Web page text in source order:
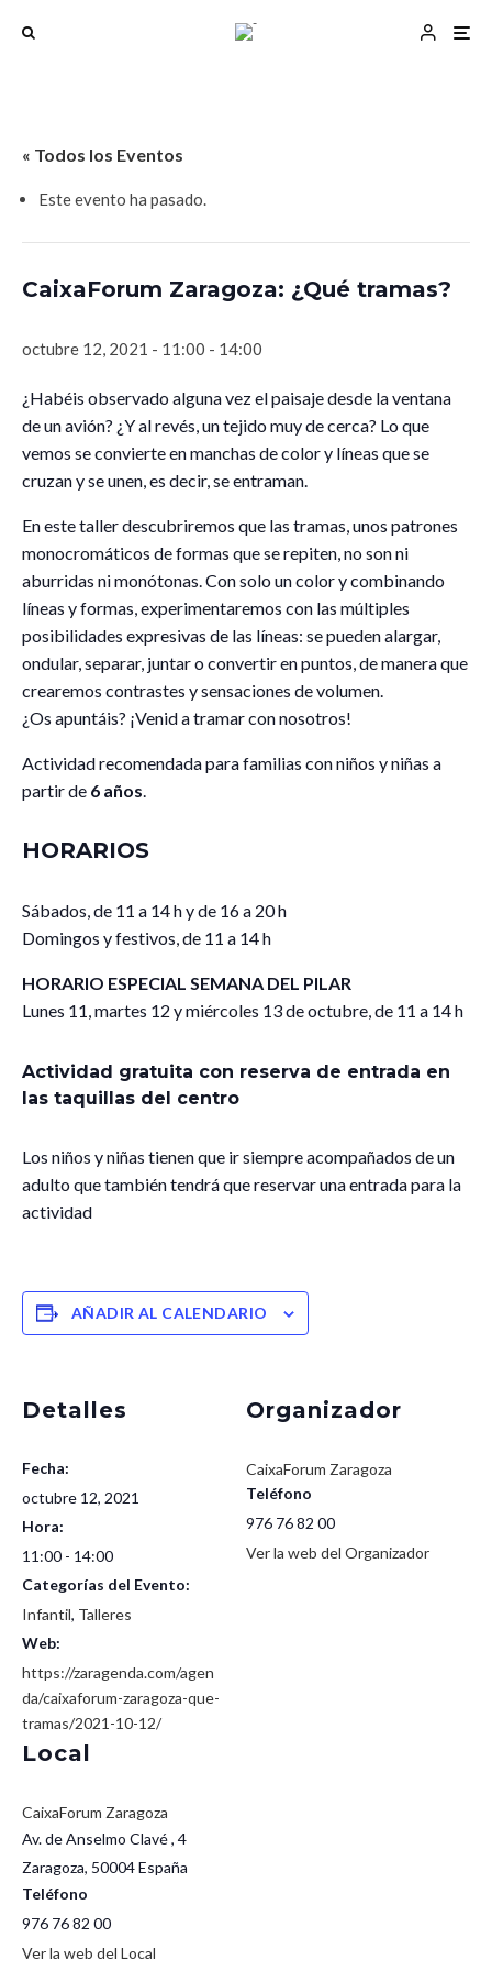
« Todos los Eventos
Este evento ha pasado.
CaixaForum Zaragoza: ¿Qué tramas?
octubre 12, 2021 - 11:00 - 14:00
¿Habéis observado alguna vez el paisaje desde la ventana
de un avión? ¿Y al revés, un tejido muy de cerca? Lo que
vemos se convierte en manchas de color y líneas que se
cruzan y se unen, es decir, se entraman.
En este taller descubriremos que las tramas, unos patrones
monocromáticos de formas que se repiten, no son ni
aburridas ni monótonas. Con solo un color y combinando
líneas y formas, experimentaremos con las múltiples
posibilidades expresivas de las líneas: se pueden alargar,
ondular, separar, juntar o convertir en puntos, de manera que
crearemos contrastes y sensaciones de volumen.
¿Os apuntáis? ¡Venid a tramar con nosotros!
Actividad recomendada para familias con niños y niñas a
partir de 6 años.
HORARIOS
Sábados, de 11 a 14 h y de 16 a 20 h
Domingos y festivos, de 11 a 14 h
HORARIO ESPECIAL SEMANA DEL PILAR
Lunes 11, martes 12 y miércoles 13 de octubre, de 11 a 14 h
Actividad gratuita con reserva de entrada en
las taquillas del centro
Los niños y niñas tienen que ir siempre acompañados de un
adulto que también tendrá que reservar una entrada para la
actividad
AÑADIR AL CALENDARIO
Detalles
Fecha:
octubre 12, 2021
Hora:
11:00 - 14:00
Categorías del Evento:
Infantil, Talleres
Web:
https://zaragenda.com/agen
da/caixaforum-zaragoza-que-
tramas/2021-10-12/
Local
CaixaForum Zaragoza
Av. de Anselmo Clavé , 4
Zaragoza, 50004España
Teléfono
976 76 82 00
Ver la web del Local
Organizador
CaixaForum Zaragoza
Teléfono
976 76 82 00
Ver la web del Organizador